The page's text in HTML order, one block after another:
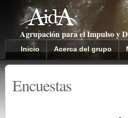
Agrupación para el Impulso y
Inicio Acerca del grupo
Encuestas